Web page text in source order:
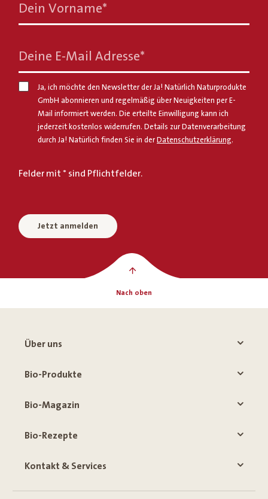
Dein Vorname*
Deine E-Mail Adresse*
Ja, ich möchte den Newsletter der Ja! Natürlich Naturprodukte
GmbH abonnieren und regelmäßig über Neuigkeiten per E-
Mail informiert werden. Die erteilte Einwilligung kann ich
jederzeit kostenlos widerrufen. Details zur Datenverarbeitung
durch Ja! Natürlich finden Sie in derDatenschutzerklärung.
Felder mit * sind Pflichtfelder.
Jetzt anmelden
Nach oben
Über uns
Bio-Produkte
Bio-Magazin
Bio-Rezepte
Kontakt & Services